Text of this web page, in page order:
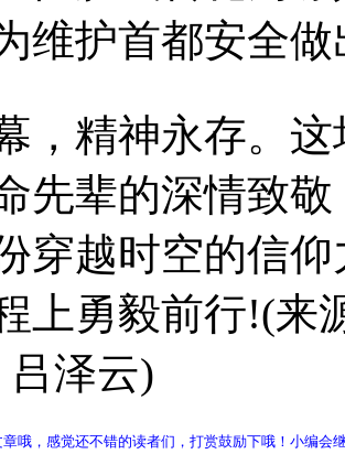
维护首都安全
，精神永存。
先辈的深情致
穿越时空的信
上勇毅前行!(来
泽云)
哦，感觉还不错的读者们，打赏鼓励下哦！小编会